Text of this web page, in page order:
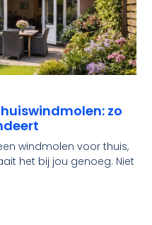
zo
windmolen voor thuis,
het bij jou genoeg. Niet